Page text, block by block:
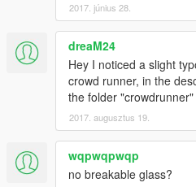
2017. június 28.
dreaM24
Hey I noticed a slight
crowd runner, in the
the folder
2017. augusztus 19.
wqpwqpwqp
no breakable glass?